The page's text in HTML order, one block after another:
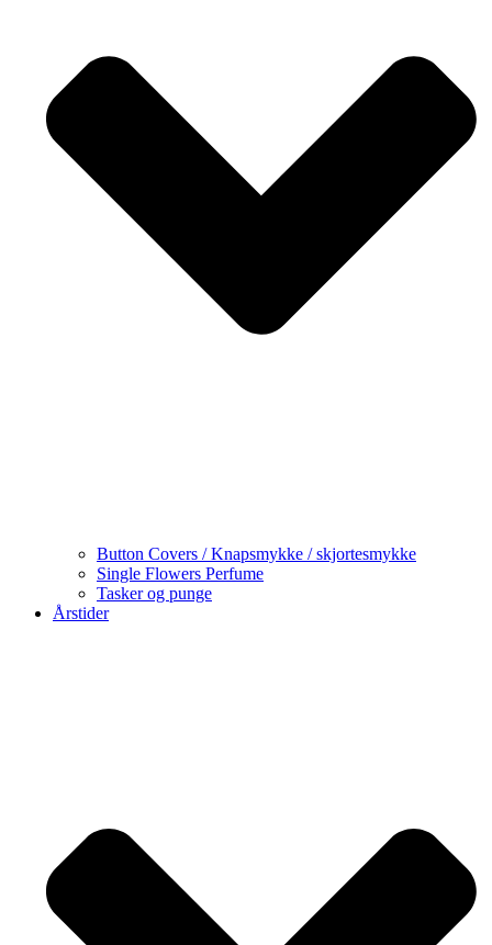
Button Covers / Knapsmykke / skjortesmykke
Single Flowers Perfume
Tasker og punge
Årstider